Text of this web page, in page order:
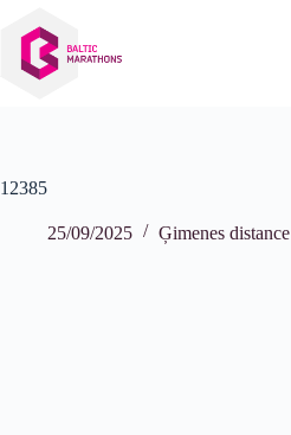
saturu
12385
25/09/2025 Ģimenes distance